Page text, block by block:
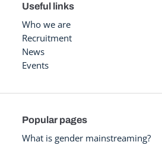
Useful links
Who we are
Recruitment
News
Events
Popular pages
What is gender mainstreaming?